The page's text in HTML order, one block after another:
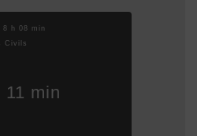
8 h 08 min
Civils
11 min